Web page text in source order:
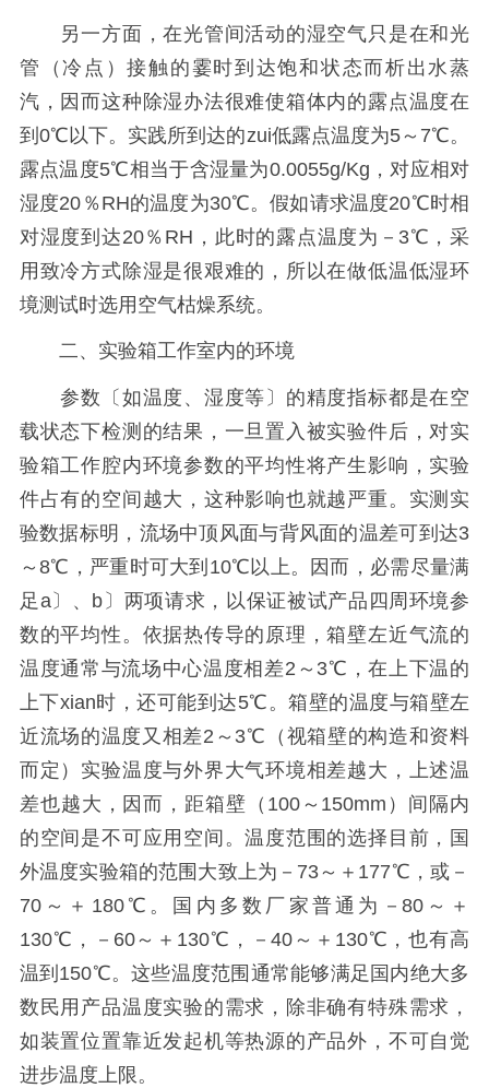
另一方面，在光管间活动的湿空气只是在和光
管（冷点）接触的霎时到达饱和状态而析出水蒸
汽，因而这种除湿办法很难使箱体内的露点温度在
到0℃以下。实践所到达的zui低露点温度为5～7℃。
露点温度5℃相当于含湿量为0.0055g/Kg，对应相对
湿度20％RH的温度为30℃。假如请求温度20℃时相
对湿度到达20％RH，此时的露点温度为－3℃，采
用致冷方式除湿是很艰难的，所以在做低温低湿环
境测试时选用空气枯燥系统。
二、实验箱工作室内的环境
参数〔如温度、湿度等〕的精度指标都是在空
载状态下检测的结果，一旦置入被实验件后，对实
验箱工作腔内环境参数的平均性将产生影响，实验
件占有的空间越大，这种影响也就越严重。实测实
验数据标明，流场中顶风面与背风面的温差可到达3
～8℃，严重时可大到10℃以上。因而，必需尽量满
足a〕、b〕两项请求，以保证被试产品四周环境参
数的平均性。依据热传导的原理，箱壁左近气流的
温度通常与流场中心温度相差2～3℃，在上下温的
上下xian时，还可能到达5℃。箱壁的温度与箱壁左
近流场的温度又相差2～3℃（视箱壁的构造和资料
而定）实验温度与外界大气环境相差越大，上述温
差也越大，因而，距箱壁（100～150mm）间隔内
的空间是不可应用空间。温度范围的选择目前，国
外温度实验箱的范围大致上为－73～＋177℃，或－
70～＋180℃。国内多数厂家普通为－80～＋
130℃，－60～＋130℃，－40～＋130℃，也有高
温到150℃。这些温度范围通常能够满足国内绝大多
数民用产品温度实验的需求，除非确有特殊需求，
如装置位置靠近发起机等热源的产品外，不可自觉
进步温度上限。